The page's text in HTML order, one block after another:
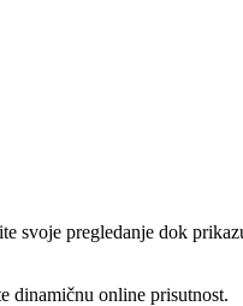
svoje pregledanje dok
dinamičnu online prisutnost.